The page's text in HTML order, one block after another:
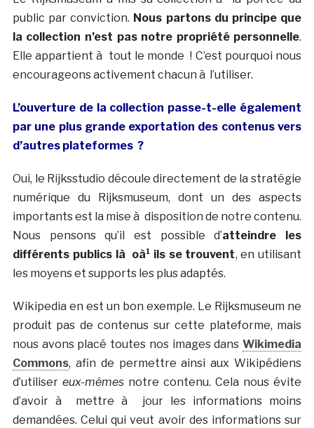
public par conviction. Nous partons du principe que
la collection n’est pas notre propriété personnelle.
Elle appartient à tout le monde ! C’est pourquoi nous
encourageons activement chacun à l’utiliser.
L’ouverture de la collection passe-t-elle également
par une plus grande exportation des contenus vers
d’autres plateformes ?
Oui, le Rijksstudio découle directement de la stratégie
numérique du Rijksmuseum, dont un des aspects
importants est la mise à disposition de notre contenu.
Nous pensons qu’il est possible d’atteindre les
différents publics là oà¹ ils se trouvent, en utilisant
les moyens et supports les plus adaptés.
Wikipedia en est un bon exemple. Le Rijksmuseum ne
produit pas de contenus sur cette plateforme, mais
nous avons placé toutes nos images dansWikimedia
Commons, afin de permettre ainsi aux Wikipédiens
d’utiliser eux-mêmesnotre contenu. Cela nous évite
d’avoir à mettre à jour les informations moins
demandées. Celui qui veut avoir des informations sur